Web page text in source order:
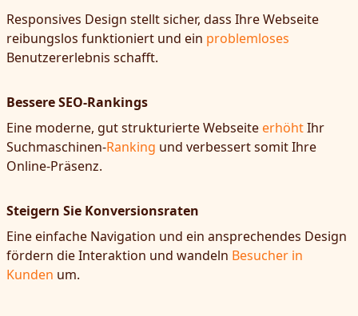
Responsives Design stellt sicher, dass Ihre Webseite
reibungslos funktioniert und ein problemloses
Benutzererlebnis schafft.
Bessere SEO-Rankings
Eine moderne, gut strukturierte Webseite erhöhtIhr
Suchmaschinen-Ranking und verbessert somit Ihre
Online-Präsenz.
Steigern Sie Konversionsraten
Eine einfache Navigation und ein ansprechendes Design
fördern die Interaktion und wandeln Besucher in
Kunden um.